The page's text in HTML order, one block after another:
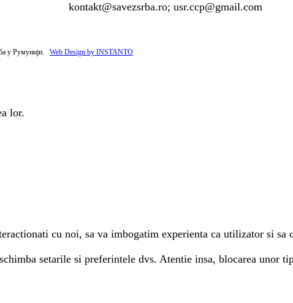
kontakt@savezsrba.ro; usr.ccp@gmail.com
у Румунији. Web Design by INSTANTO
lor.
cu noi, sa va imbogatim experienta ca utilizator si sa
setarile si preferintele dvs. Atentie insa, blocarea unor